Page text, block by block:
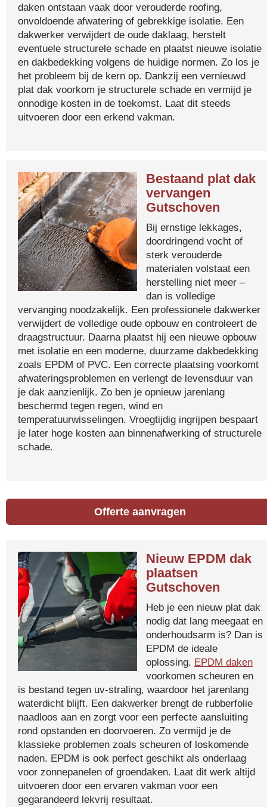
daken ontstaan vaak door verouderde roofing,
onvoldoende afwatering of gebrekkige isolatie. Een
dakwerker verwijdert de oude daklaag, herstelt
eventuele structurele schade en plaatst nieuwe isolatie
en dakbedekking volgens de huidige normen. Zo los je
het probleem bij de kern op. Dankzij een vernieuwd
plat dak voorkom je structurele schade en vermijd je
onnodige kosten in de toekomst. Laat dit steeds
uitvoeren door een erkend vakman.
Bestaand plat dak
vervangen
Gutschoven
Bij ernstige lekkages,
doordringend vocht of
sterk verouderde
materialen volstaat een
herstelling niet meer –
dan is volledige
vervanging noodzakelijk. Een professionele dakwerker
verwijdert de volledige oude opbouw en controleert de
draagstructuur. Daarna plaatst hij een nieuwe opbouw
met isolatie en een moderne, duurzame dakbedekking
zoals EPDM of PVC. Een correcte plaatsing voorkomt
afwateringsproblemen en verlengt de levensduur van
je dak aanzienlijk. Zo ben je opnieuw jarenlang
beschermd tegen regen, wind en
temperatuurwisselingen. Vroegtijdig ingrijpen bespaart
je later hoge kosten aan binnenafwerking of structurele
schade.
Offerte aanvragen
Nieuw EPDM dak
plaatsen
Gutschoven
Heb je een nieuw plat dak
nodig dat lang meegaat en
onderhoudsarm is? Dan is
EPDM de ideale
oplossing. EPDM daken
voorkomen scheuren en
is bestand tegen uv-straling, waardoor het jarenlang
waterdicht blijft. Een dakwerker brengt de rubberfolie
naadloos aan en zorgt voor een perfecte aansluiting
rond opstanden en doorvoeren. Zo vermijd je de
klassieke problemen zoals scheuren of loskomende
naden. EPDM is ook perfect geschikt als onderlaag
voor zonnepanelen of groendaken. Laat dit werk altijd
uitvoeren door een ervaren vakman voor een
gegarandeerd lekvrij resultaat.